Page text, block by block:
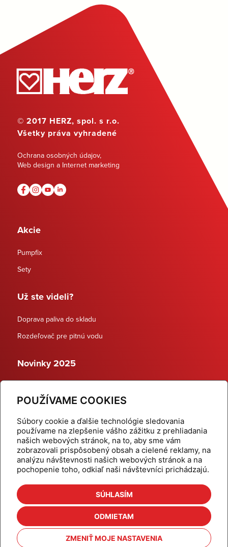
POUŽÍVAME COOKIES
Súbory cookie a ďalšie technológie sledovania
používame na zlepšenie vášho zážitku z prehliadania
našich webových stránok, na to, aby sme vám
zobrazovali prispôsobený obsah a cielené reklamy, na
analýzu návštevnosti našich webových stránok a na
pochopenie toho, odkiaľ naši návštevníci prichádzajú.
SÚHLASÍM
ODMIETAM
ZMENIŤ MOJE NASTAVENIA
© 2017 HERZ, spol. s r.o.
Všetky práva vyhradené
Ochrana osobných údajov,
Web design a Internet marketing
Akcie
Pumpfix
Sety
Už ste videli?
Doprava paliva do skladu
Rozdeľovač pre pitnú vodu
Novinky 2025
Dynamické termostatické ventily
Domov
Produkty
Aktuality
Odber šikovné tipy
Kalkulačky
Cenníky
Na stiahnutie
Referencie
Kontakt